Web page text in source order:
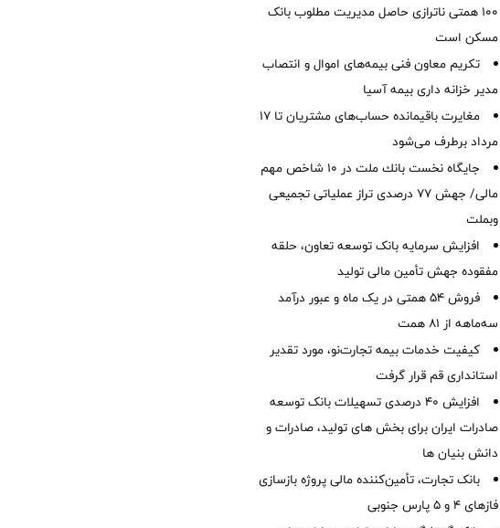
۱۰۰ همتی ناترازی حاصل مدیریت مطلوب بانک
مسکن است
تکریم معاون فنی بیمه‌های اموال و انتصاب
مدیر خزانه داری بیمه آسیا
مغایرت‌ باقیمانده حساب‌های مشتریان تا ۱۷
مرداد برطرف می‌شود
جایگاه نخست بانك ملت در 10 شاخص مهم
مالی/ جهش 77 درصدی تراز عملیاتی تجمیعی
وبملت
افزایش سرمایه بانک توسعه تعاون، حلقه
مفقوده جهش تأمین مالی تولید
فروش 54 همتی در یک ماه و عبور درآمد
سه‌ماهه از 81 همت
کیفیت خدمات بیمه تجارت‌نو، مورد تقدیر
استانداری قم قرار گرفت
افزایش 40 درصدی تسهیلات بانک توسعه
صادرات ایران برای بخش های تولید، صادرات و
دانش بنیان ها
بانک تجارت، تأمین‌کننده مالی پروژه بازسازی
فازهای ۴ و ۵ پارس جنوبی